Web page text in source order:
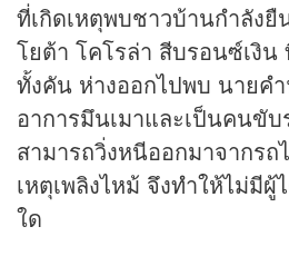
ที่เกิดเหตุพบชาวบ้านกำลัง
โยต้า โคโรล่า สีบรอนซ์เงิน
ทั้งคัน ห่างออกไปพบ นายค
อาการมึนเมาและเป็นคนขั
สามารถวิ่งหนีออกมาจากร
เหตุเพลิงไหม้ จึงทำให้ไม่มีผู้
ใด